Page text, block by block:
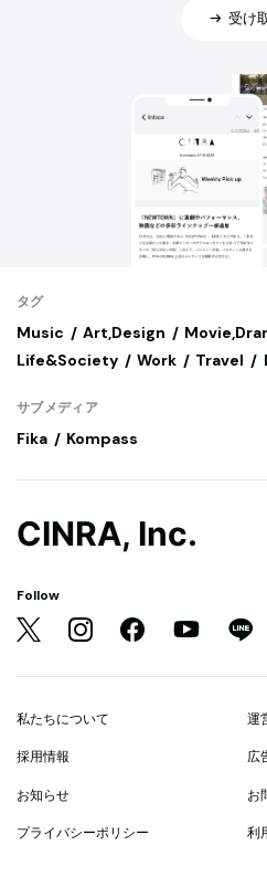
受け
タグ
Music Art,Design
Life&Society
Work Travel
サブメディア
Fika Kompass
CINRA, Inc.
Follow
私たちについて 運
採用情報 広
お知らせ お
プライバシーポリシー 利